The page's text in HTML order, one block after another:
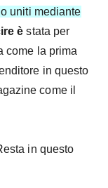
uniti mediante
è stata per
come la prima
in questo
come il
in questo